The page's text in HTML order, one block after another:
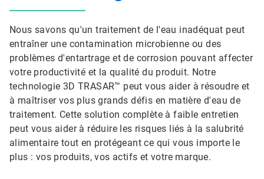
Nous savons qu'un traitement de l'eau inadéquat peut
entraîner une contamination microbienne ou des
problèmes d'entartrage et de corrosion pouvant affecter
votre productivité et la qualité du produit. Notre
technologie 3D TRASAR™ peut vous aider à résoudre et
à maîtriser vos plus grands défis en matière d'eau de
traitement.​​​​​​​ Cette solution complète à faible entretien
peut vous aider à réduire les risques liés à la salubrité
alimentaire tout en protégeant ce qui vous importe le
plus : vos produits, vos actifs et votre marque.